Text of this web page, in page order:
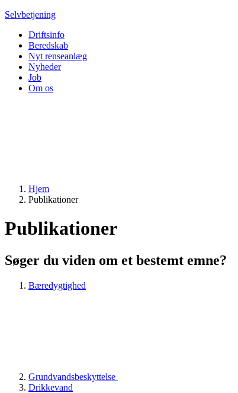
Selvbetjening
Driftsinfo
Beredskab
Nyt renseanlæg
Nyheder
Job
Om os
Hjem
Publikationer
Publikationer
Søger du viden om et bestemt emne?
Bæredygtighed
Grundvandsbeskyttelse
Drikkevand